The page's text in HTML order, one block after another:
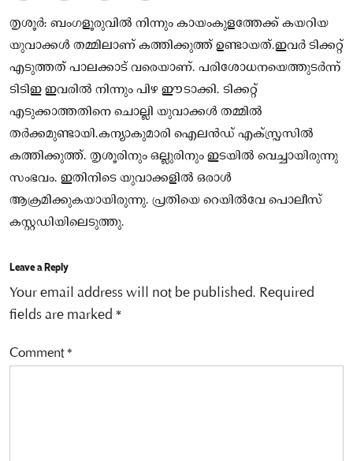
തൃശൂര്‍: ബംഗളൂരുവില്‍ നിന്നും കായംകുളത്തേക്ക് കയറിയ
യുവാക്കള്‍ തമ്മിലാണ് കത്തിക്കുത്ത് ഉണ്ടായത്.ഇവര്‍ ടിക്കറ്റ്
എടുത്തത് പാലക്കാട് വരെയാണ്. പരിശോധനയെത്തുടര്‍ന്ന്
ടിടിഇ ഇവരില്‍ നിന്നും പിഴ ഈടാക്കി. ടിക്കറ്റ്
എടുക്കാത്തതിനെ ചൊല്ലി യുവാക്കള്‍ തമ്മില്‍
തര്‍ക്കമുണ്ടായി.കന്യാകുമാരി ഐലന്‍ഡ് എക്‌സ്പ്രസില്‍
കത്തിക്കുത്ത്. തൃശൂരിനും ഒല്ലുരിനും ഇടയില്‍ വെച്ചായിരുന്നു
സംഭവം. ഇതിനിടെ യുവാക്കളില്‍ ഒരാള്‍
ആക്രമിക്കുകയായിരുന്നു. പ്രതിയെ റെയില്‍വേ പൊലീസ്
കസ്റ്റഡിയിലെടുത്തു.
Leave a Reply
Your email address will not be published. Required
fields are marked *
Comment*